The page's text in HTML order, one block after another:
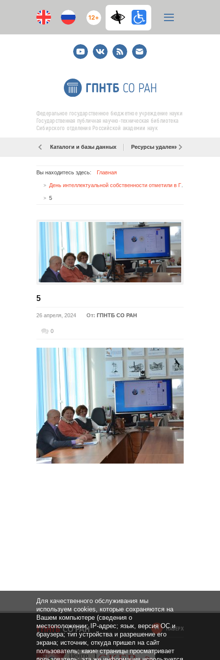
12+
YoutubeВКонтакте
RSS
E-
mail
подписка
Федеральное государственное бюджетное учреждение науки
Государственная публичная научно-техническая библиотека
Сибирского отделения Российской академии наук
Каталоги и базы данных Ресурсы удаленного доступа
Вы находитесь здесь: Главная
5
5
26 апреля, 2024 От: ГПНТБ СО РАН
0
НАВЕРХ
Для качественного обслуживания мы
используем cookies, которые сохраняются на
Вашем компьютере (сведения о
местоположении; IP-адрес; язык, версия ОС и
браузера; тип устройства и разрешение его
экрана; источник, откуда пришел на сайт
пользователь; какие страницы просматривает